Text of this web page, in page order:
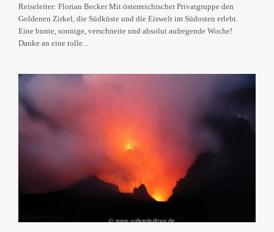
Reiseleiter: Florian Becker Mit österreichischer Privatgruppe den
Goldenen Zirkel, die Südküste und die Eiswelt im Südosten erlebt.
Eine bunte, sonnige, verschneite und absolut aufregende Woche!
Danke an eine tolle...